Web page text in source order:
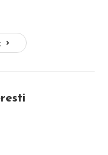
Galerie
Lucrari